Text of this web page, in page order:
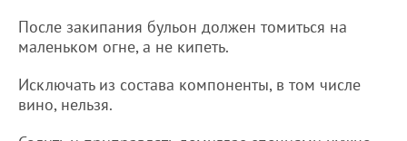
После закипания бульон должен томиться на
маленьком огне, а не кипеть.
Исключать из состава компоненты, в том числе
вино, нельзя.